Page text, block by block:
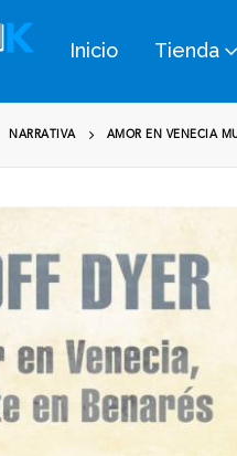
Inicio Tienda
NARRATIVA AMOR EN VENECIA